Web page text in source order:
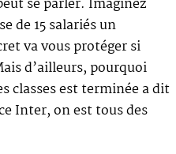
de 15 salariés un
va vous protéger si
d’ailleurs, pourquoi
classes est terminée a dit
Inter, on est tous des